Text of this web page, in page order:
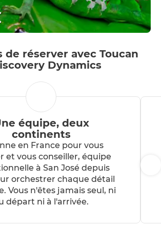
de réserver avec Toucan
Dynamics
équipe, deux
continents
en France pour vous
et vous conseiller, équipe
à San José depuis
orchestrer chaque détail
Vous n'êtes jamais seul, ni
départ ni à l'arrivée.